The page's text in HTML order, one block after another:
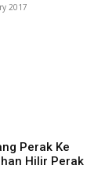
2017
Perak Ke
Hilir Perak